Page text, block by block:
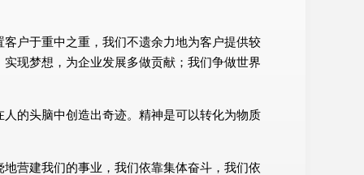
户于重中之重，我们不遗余力地为客户提供较
现梦想，为企业发展多做贡献；我们争做世界
的头脑中创造出奇迹。精神是可以转化为物质
营建我们的事业，我们依靠集体奋斗，我们依